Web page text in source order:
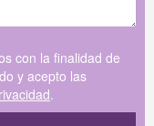
con la finalidad de
y acepto las
.